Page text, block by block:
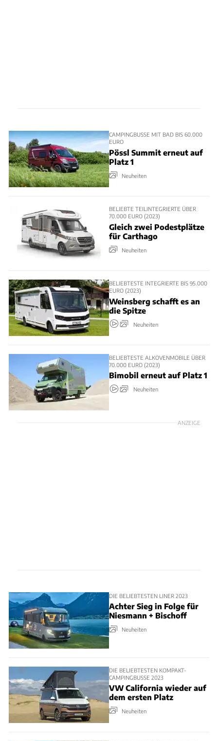
CAMPINGBUSSE MIT BAD BIS 60.000
EURO
Pössl Summit erneut auf
Platz 1
Neuheiten
BELIEBTE TEILINTEGRIERTE ÜBER
70.000 EURO (2023)
Gleich zwei Podestplätze
für Carthago
Neuheiten
BELIEBTESTE INTEGRIERTE BIS 95.000
EURO (2023)
Weinsberg schafft es an
die Spitze
Neuheiten
BELIEBTESTE ALKOVENMOBILE ÜBER
70.000 EURO (2023)
Bimobil erneut auf Platz 1
Neuheiten
ANZEIGE
DIE BELIEBTESTEN LINER 2023
Achter Sieg in Folge für
Niesmann + Bischoff
Neuheiten
DIE BELIEBTESTEN KOMPAKT-
CAMPINGBUSSE 2023
VW California wieder auf
dem ersten Platz
Neuheiten